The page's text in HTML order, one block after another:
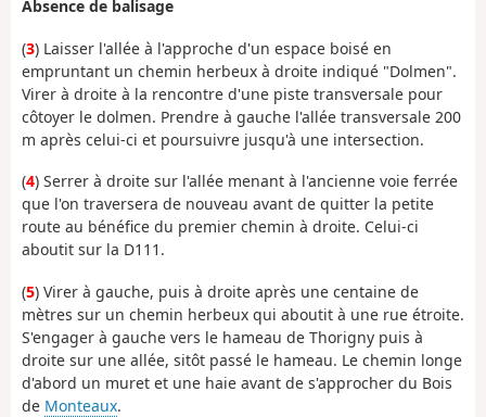
Absence de balisage
(3) Laisser l'allée à l'approche d'un espace boisé en
empruntant un chemin herbeux à droite indiqué "Dolmen".
Virer à droite à la rencontre d'une piste transversale pour
côtoyer le dolmen. Prendre à gauche l'allée transversale 200
m après celui-ci et poursuivre jusqu'à une intersection.
(4) Serrer à droite sur l'allée menant à l'ancienne voie ferrée
que l'on traversera de nouveau avant de quitter la petite
route au bénéfice du premier chemin à droite. Celui-ci
aboutit sur la D111.
(5) Virer à gauche, puis à droite après une centaine de
mètres sur un chemin herbeux qui aboutit à une rue étroite.
S'engager à gauche vers le hameau de Thorigny puis à
droite sur une allée, sitôt passé le hameau. Le chemin longe
d'abord un muret et une haie avant de s'approcher du Bois
de Monteaux.